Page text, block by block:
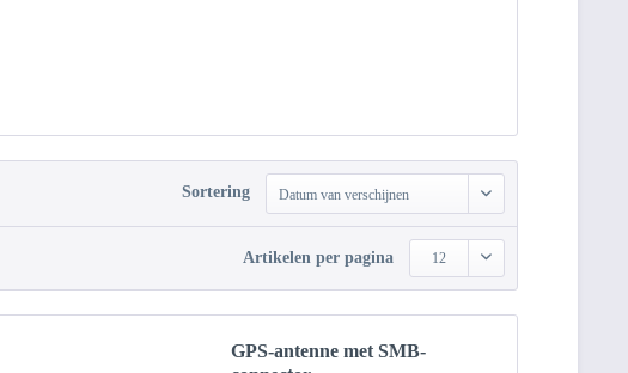
Sortering Datum van verschijnen
Artikelen per pagina 12
GPS-antenne met SMB-